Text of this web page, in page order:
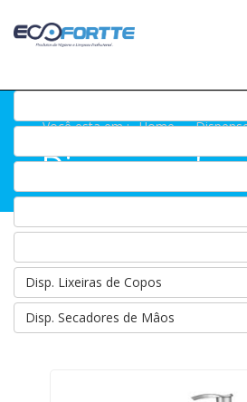
Você esta em : Home .
Dispenser's
Disp. Lixeiras de Copos
Disp. Secadores de Mâos